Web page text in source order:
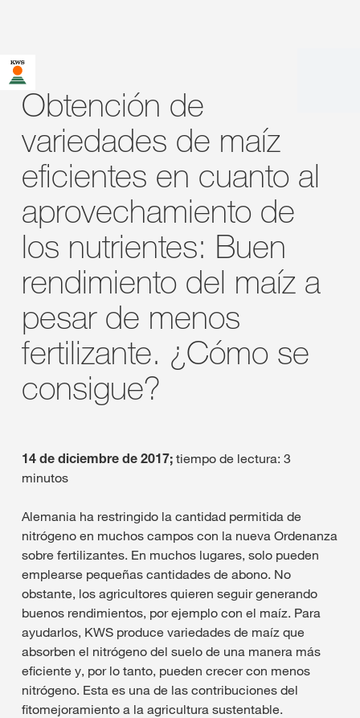
Obtención de
variedades de maíz
eficientes en cuanto al
aprovechamiento de
los nutrientes: Buen
rendimiento del maíz a
pesar de menos
fertilizante. ¿Cómo se
consigue?
14 de diciembre de 2017; tiempo de lectura: 3
minutos
Alemania ha restringido la cantidad permitida de
nitrógeno en muchos campos con la nueva Ordenanza
sobre fertilizantes. En muchos lugares, solo pueden
emplearse pequeñas cantidades de abono. No
obstante, los agricultores quieren seguir generando
buenos rendimientos, por ejemplo con el maíz. Para
ayudarlos, KWS produce variedades de maíz que
absorben el nitrógeno del suelo de una manera más
eficiente y, por lo tanto, pueden crecer con menos
nitrógeno. Esta es una de las contribuciones del
fitomejoramiento a la agricultura sustentable.